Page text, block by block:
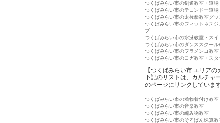
つくばみらい市の剣道教室・道場
つくばみらい市のテコンドー道場
つくばみらい市の太極拳教室グッ
つくばみらい市のフィットネス
ブ
つくばみらい市の水泳教室・スイ
つくばみらい市のダンススクール
つくばみらい市のフラメンコ教室
つくばみらい市のヨガ教室・スタ
【つくばみらい市 エリア
下記のリストは、カルチャ
のページにリンクしていま
つくばみらい市の着物着付け教室
つくばみらい市の音楽教室
つくばみらい市の編み物教室
つくばみらい市のそろばん珠算教